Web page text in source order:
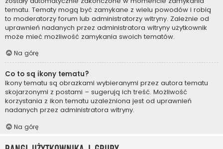
tematu. Tematy mogą być zamykane z wielu powodów i robią
to moderatorzy forum lub administratorzy witryny. Zależnie od
uprawnień nadanych przez administratora witryny użytkownik
może mieć możliwość zamykania swoich tematów.
Na górę
Co to są ikony tematu?
Ikony tematu są obrazkami wybieranymi przez autora tematu
skojarzonymi z postami – sugerują ich treść. Możliwość
korzystania z ikon tematu uzależniona jest od uprawnień
nadanych przez administratora witryny.
Na górę